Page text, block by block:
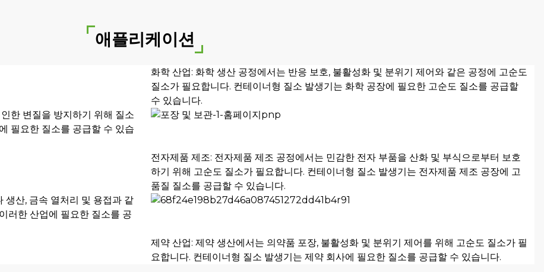
애플리케이션
화학 산업: 화학 생산 공정에서는 반응 보호, 불활성화 및 분위기 제어와 같은 공정에 고순도
질소가 필요합니다. 컨테이너형 질소 발생기는 화학 공장에 필요한 고순도 질소를 공급할
수 있습니다.
한 변질을 방지하기 위해 질소
필요한 질소를 공급할 수 있습
전자제품 제조: 전자제품 제조 공정에서는 민감한 전자 부품을 산화 및 부식으로부터 보호
하기 위해 고순도 질소가 필요합니다. 컨테이너형 질소 발생기는 전자제품 제조 공장에 고
품질 질소를 공급할 수 있습니다.
생산, 금속 열처리 및 용접과 같
러한 산업에 필요한 질소를 공
제약 산업: 제약 생산에서는 의약품 포장, 불활성화 및 분위기 제어를 위해 고순도 질소가 필
요합니다. 컨테이너형 질소 발생기는 제약 회사에 필요한 질소를 공급할 수 있습니다.